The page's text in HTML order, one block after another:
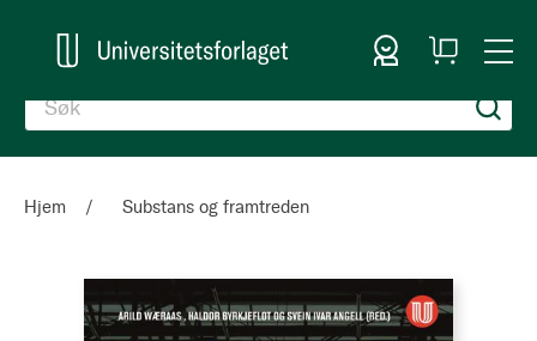
Logg inn
Handlekurv
Hjem Substans og framtreden